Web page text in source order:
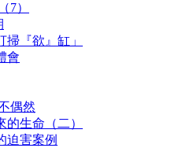
7）
『欲』缸」
會
偶然
生命（二）
迫害案例